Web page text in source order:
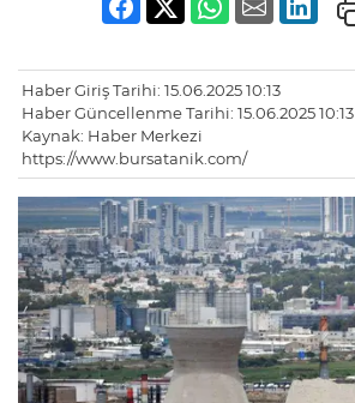
Haber Giriş Tarihi: 15.06.2025 10:13
Haber Güncellenme Tarihi: 15.06.2025 10:13
Kaynak: Haber Merkezi
https://www.bursatanik.com/